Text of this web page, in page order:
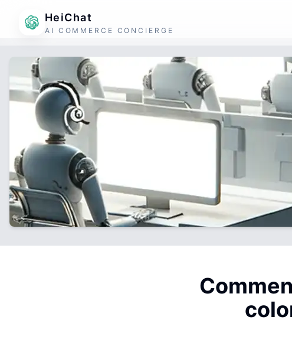
HeiChat
AI COMMERCE CONCIERGE